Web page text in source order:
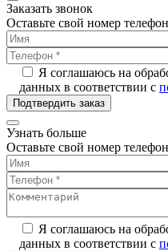
Заказать звонок
Оставьте свой номер
Я соглашаюсь на
данных в соответствии с
Подтвердить заказ
Узнать больше
Оставьте свой номер
Я соглашаюсь на
данных в соответствии с